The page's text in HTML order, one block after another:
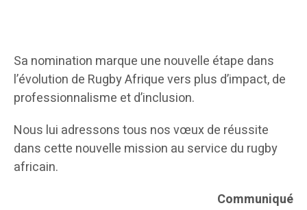
Sa nomination marque une nouvelle étape dans
l’évolution de Rugby Afrique vers plus d’impact, de
professionnalisme et d’inclusion.
Nous lui adressons tous nos vœux de réussite
dans cette nouvelle mission au service du rugby
africain.
Communiqué